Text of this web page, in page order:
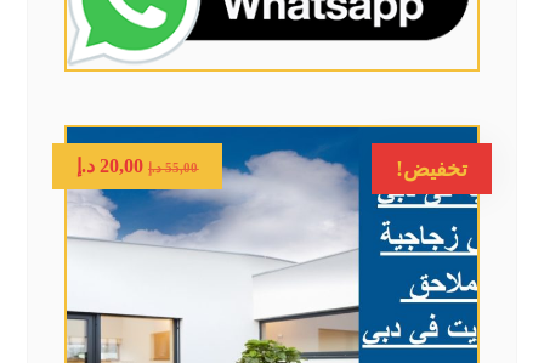
تخفيض! 55,00 د.إ 20,00 د.إ